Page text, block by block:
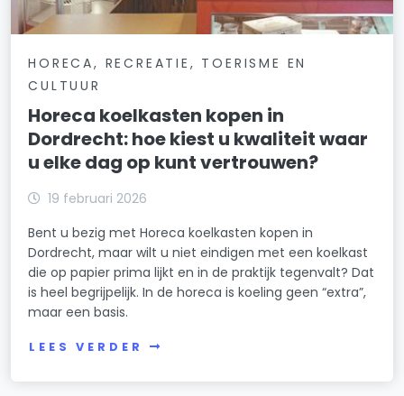
HORECA, RECREATIE, TOERISME EN
CULTUUR
Horeca koelkasten kopen in
Dordrecht: hoe kiest u kwaliteit waar
u elke dag op kunt vertrouwen?
19 februari 2026
Bent u bezig met Horeca koelkasten kopen in
Dordrecht, maar wilt u niet eindigen met een koelkast
die op papier prima lijkt en in de praktijk tegenvalt? Dat
is heel begrijpelijk. In de horeca is koeling geen “extra”,
maar een basis.
LEES VERDER